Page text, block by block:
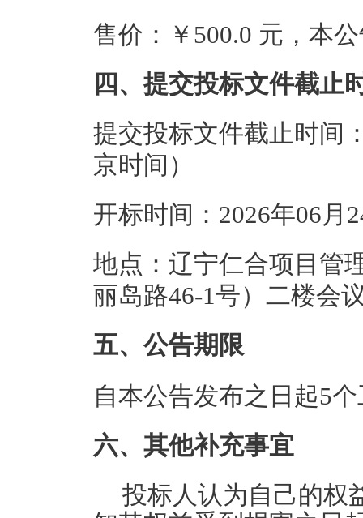
售价：￥500.0 元，本
四、提交投标文件截止
提交投标文件截止时间
京时间）
开标时间：2026年06月
地点：辽宁仁合项目管
丽岛路46-1号）二楼会
五、公告期限
自本公告发布之日起5
六、其他补充事宜
投标人认为自己的权